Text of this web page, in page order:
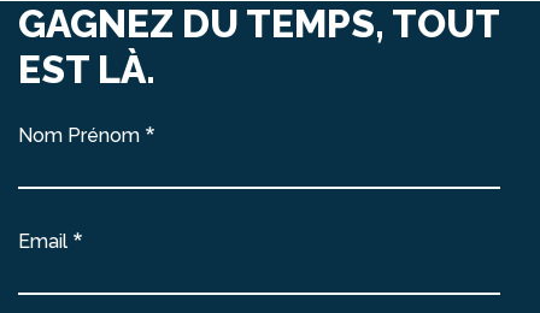
GAGNEZ DU TEMPS, TOUT
EST LÀ.
Nom Prénom
Email